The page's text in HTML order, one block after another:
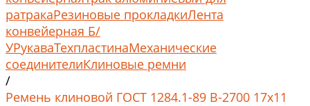
ратракаРезиновые прокладкиЛента
конвейерная Б/
УРукаваТехпластинаМеханические
соединителиКлиновые ремни
/
Ремень клиновой ГОСТ 1284.1-89 В-2700 17x11